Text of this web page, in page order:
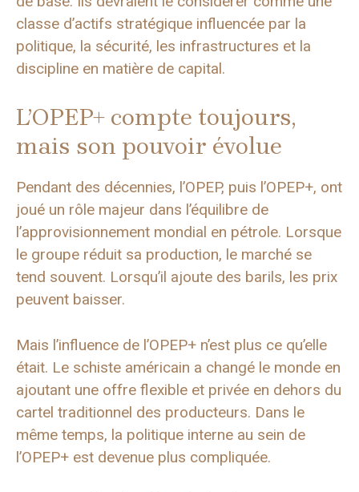
classe d’actifs stratégique influencée par la
politique, la sécurité, les infrastructures et la
discipline en matière de capital.
L’OPEP+ compte toujours,
mais son pouvoir évolue
Pendant des décennies, l’OPEP, puis l’OPEP+, ont
joué un rôle majeur dans l’équilibre de
l’approvisionnement mondial en pétrole. Lorsque
le groupe réduit sa production, le marché se
tend souvent. Lorsqu’il ajoute des barils, les prix
peuvent baisser.
Mais l’influence de l’OPEP+ n’est plus ce qu’elle
était. Le schiste américain a changé le monde en
ajoutant une offre flexible et privée en dehors du
cartel traditionnel des producteurs. Dans le
même temps, la politique interne au sein de
l’OPEP+ est devenue plus compliquée.